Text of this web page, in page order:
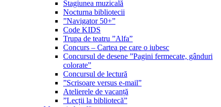
Stagiunea muzicală
Nocturna bibliotecii
”Navigator 50+”
Code KIDS
Trupa de teatru ”Alfa”
Concurs – Cartea pe care o iubesc
Concursul de desene ”Pagini fermecate, gânduri
colorate”
Concursul de lectură
”Scrisoare versus e-mail”
Atelierele de vacanță
”Lecții la bibliotecă”